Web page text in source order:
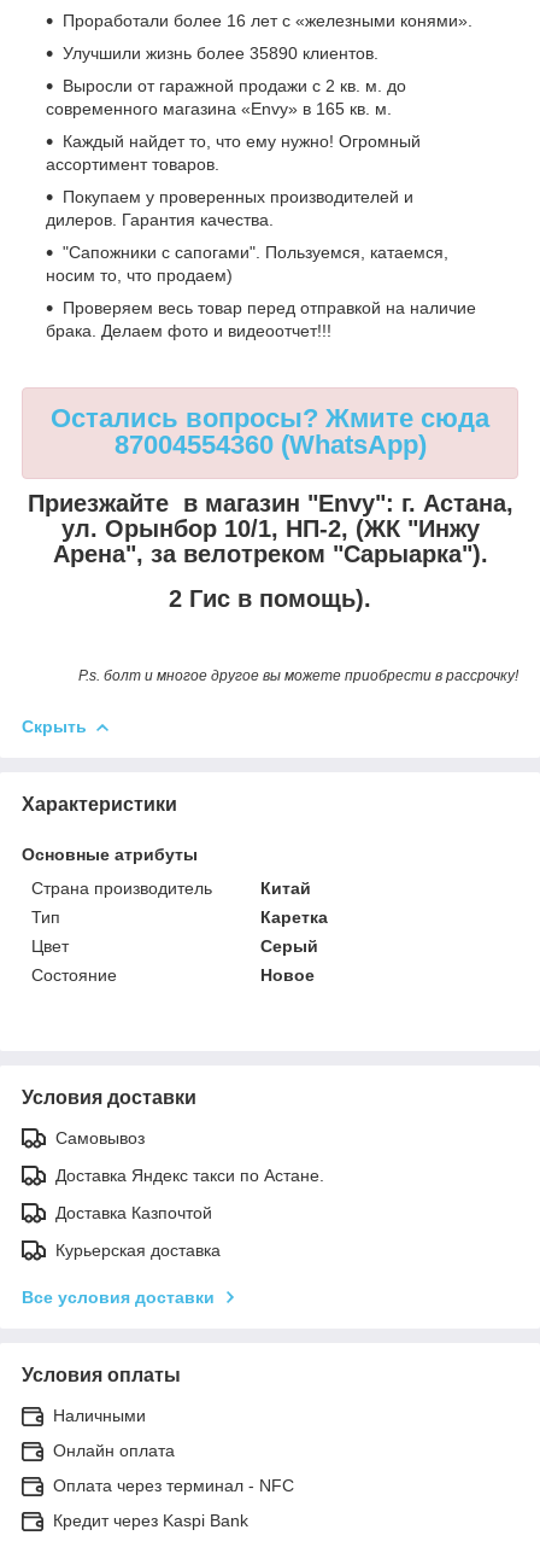
Проработали более 16 лет с «железными конями».
Улучшили жизнь более 35890 клиентов.
Выросли от гаражной продажи с 2 кв. м. до
современного магазина «Envy» в 165 кв. м.
Каждый найдет то, что ему нужно! Огромный
ассортимент товаров.
Покупаем у проверенных производителей и
дилеров. Гарантия качества.
"Сапожники с сапогами". Пользуемся, катаемся,
носим то, что продаем)
Проверяем весь товар перед отправкой на наличие
брака. Делаем фото и видеоотчет!!!
Остались вопросы? Жмите сюда
87004554360 (WhatsApp)
Приезжайте в магазин "Envy": г. Астана,
ул. Орынбор 10/1, НП-2, (ЖК "Инжу
Арена", за велотреком "Сарыарка").
2 Гис в помощь).
P.s. болт и многое другое вы можете приобрести в рассрочку!
Скрыть
Характеристики
Основные атрибуты
Страна производитель
Китай
Тип
Каретка
Цвет
Серый
Состояние
Новое
Условия доставки
Самовывоз
Доставка Яндекс такси по Астане.
Доставка Казпочтой
Курьерская доставка
Все условия доставки
Условия оплаты
Наличными
Онлайн оплата
Оплата через терминал - NFC
Кредит через Kaspi Bank